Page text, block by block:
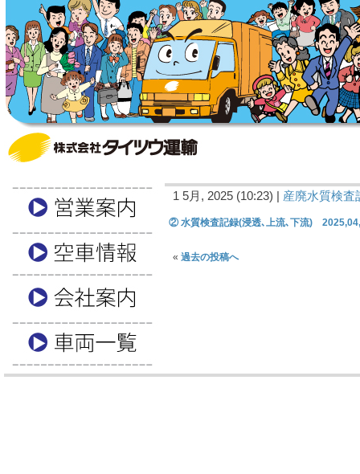
1 5月, 2025 (10:23) | 産廃水質検査
② 水質検査記録(浸透､上流､下流)
« 過去の投稿へ